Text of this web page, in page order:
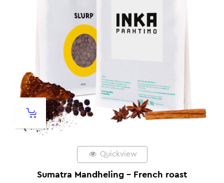
Quickview
Sumatra Mandheling – French roast